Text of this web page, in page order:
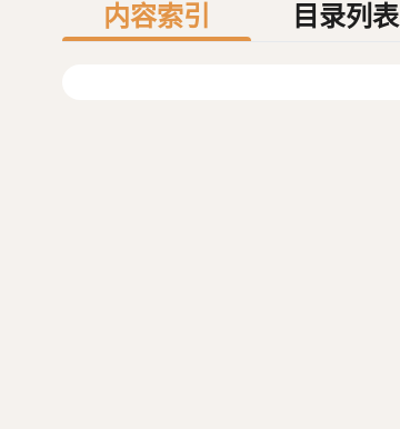
内容索引 目录列表